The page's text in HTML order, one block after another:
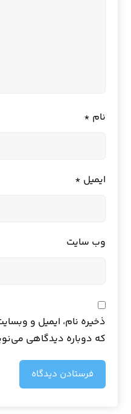
نام *
ایمیل *
وب‌ سایت
ذخیره نام، ایمیل و
که دوباره دیدگاهی
فرستادن دیدگاه